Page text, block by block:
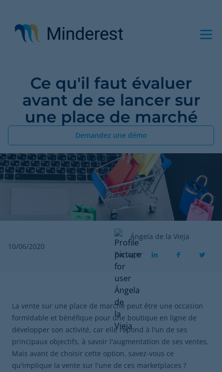
contenu
principal
Ce qu'il faut évaluer
avant de se lancer sur
une place de marché
Demandez une démo
10/06/2020
Ángela de la Vieja
Partager
La vente sur une place de marché peut être une occasion
formidable et bénéfique pour une boutique en ligne de
développer son activité, car elle répond à l'un de ses
principaux objectifs, à savoir l'augmentation de ses ventes.
Mais avant de choisir cette option, savez-vous ce
qu'implique la vente sur l'une de ces marketplaces ?